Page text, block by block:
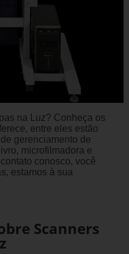
na Luz? Conheça os
entre eles estão
gerenciamento de
microfilmadora e
conosco, você
estamos à sua
Scanners